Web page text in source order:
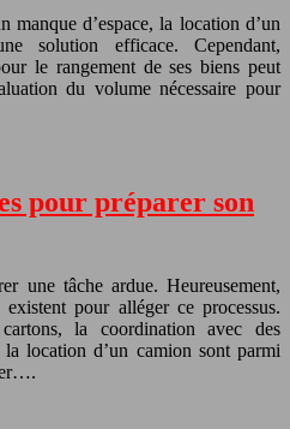
manque d’espace, la location d’un
solution efficace. Cependant,
le rangement de ses biens peut
du volume nécessaire pour
pour préparer son
une tâche ardue. Heureusement,
pour alléger ce processus.
la coordination avec des
la location d’un camion sont parmi